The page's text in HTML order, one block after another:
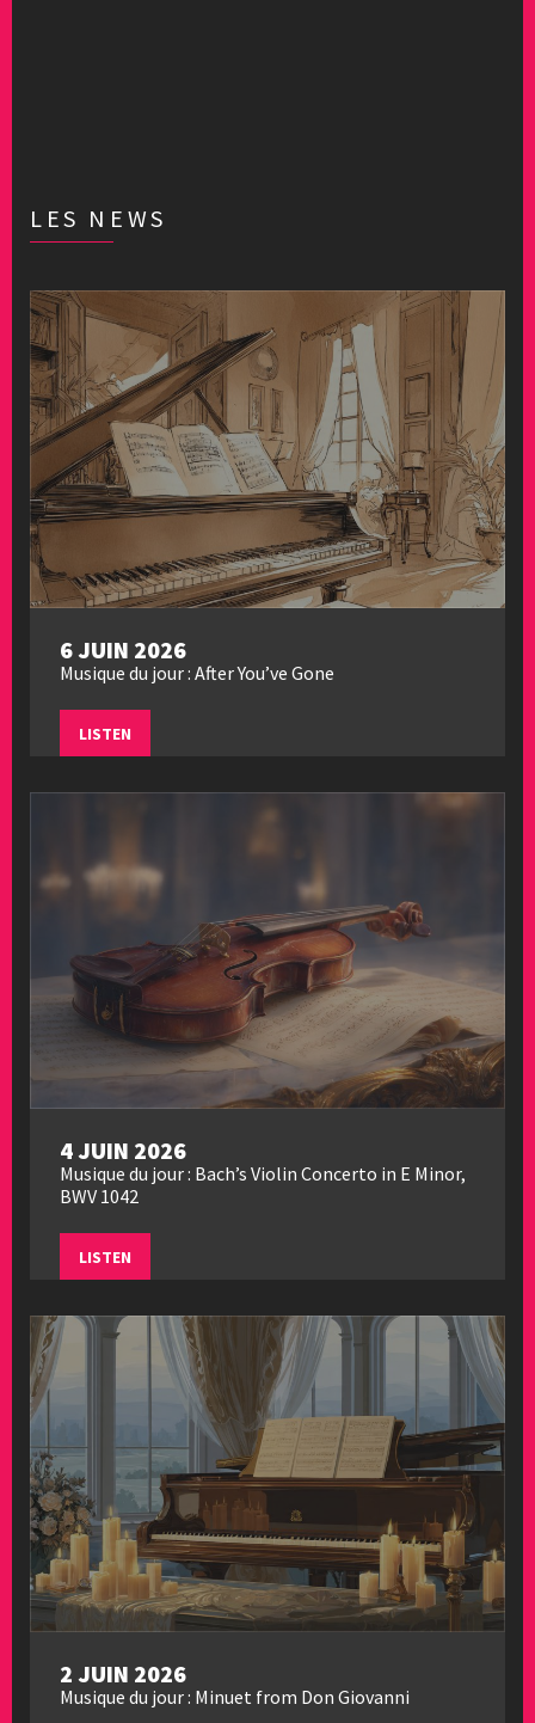
LES NEWS
6 JUIN 2026
Musique du jour : After You’ve Gone
LISTEN
4 JUIN 2026
Musique du jour : Bach’s Violin Concerto in E Minor,
BWV 1042
LISTEN
2 JUIN 2026
Musique du jour : Minuet from Don Giovanni